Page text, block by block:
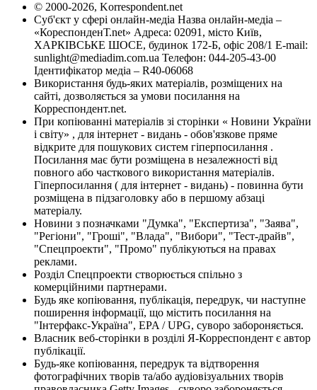
© 2000-2026, Korrespondent.net
Суб'єкт у сфері онлайн-медіа Назва онлайн-медіа –
«КореспонденТ.net» Адреса: 02091, місто Київ,
ХАРКІВСЬКЕ ШОСЕ, будинок 172-Б, офіс 208/1 E-mail:
sunlight@mediadim.com.ua Телефон: 044-205-43-00
Ідентифікатор медіа – R40-06068
Використання будь-яких матеріалів, розміщених на
сайті, дозволяється за умови посилання на
Корреспондент.net.
При копіюванні матеріалів зі сторінки « Новини України
і світу» , для інтернет - видань - обов'язкове пряме
відкрите для пошукових систем гіперпосилання .
Посилання має бути розміщена в незалежності від
повного або часткового використання матеріалів.
Гіперпосилання ( для інтернет - видань) - повинна бути
розміщена в підзаголовку або в першому абзаці
матеріалу.
Новини з позначками "Думка", "Експертиза", "Заява",
"Регіони", "Гроші", "Влада", "Вибори", "Тест-драйв",
"Спецпроекти", "Промо" публікуються на правах
реклами.
Розділ Спецпроекти створюється спільно з
комерційними партнерами.
Будь яке копіювання, публікація, передрук, чи наступне
поширення інформації, що містить посилання на
"Інтерфакс-Україна", EPA / UPG, суворо забороняється.
Власник веб-сторінки в розділі Я-Корреспондент є автор
публікації.
Будь-яке копіювання, передрук та відтворення
фотографічних творів та/або аудіовізуальних творів